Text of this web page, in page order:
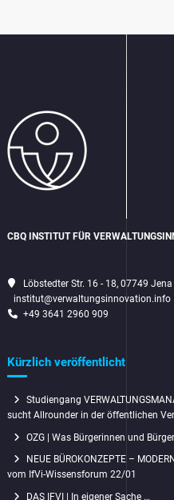
CBQ INSTITUT FÜR
Löbstedter Str. 16 - 18, 07749 Jena
institut@verwaltungsinnovation.info
+49 3641 2960 909
Kürzlich veröffentlicht
Studiengang
sucht Allrounder in der öffentlichen
OZG | Was Bürgerinnen und
NEUE BÜROKONZEPTE –
vom IfVi-Wissensforum 22/01
DAS IFVI | In eigener Sache …